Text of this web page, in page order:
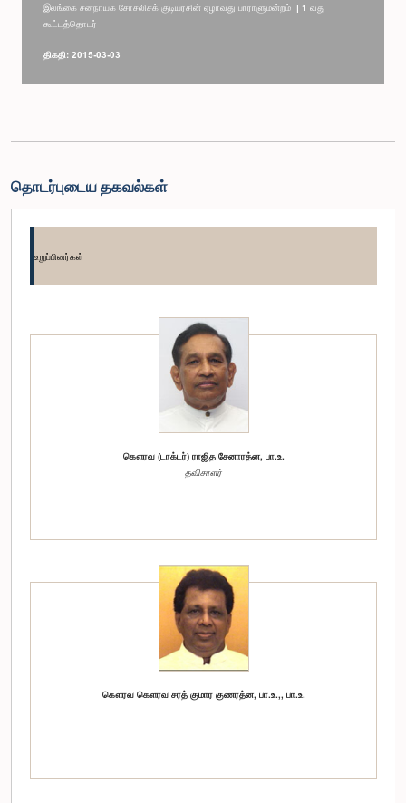
இலங்கை சனநாயக சோசலிசக் குடியரசின் ஏழாவது பாராளுமன்றம் | 1 வது
கூட்டத்தொடர்
திகதி: 2015-03-03
தொடர்புடைய தகவல்கள்
உறுப்பினர்கள்
கௌரவ (டாக்டர்) ராஜித சேனாரத்ன, பா.உ.
தவிசாளர்
கௌரவ கௌரவ சரத் குமார குணரத்ன, பா.உ.,, பா.உ.